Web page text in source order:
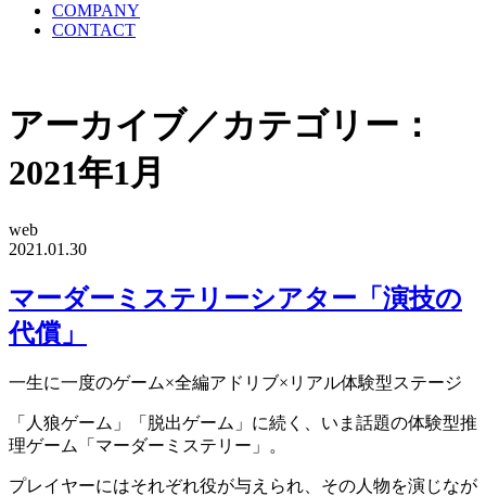
COMPANY
CONTACT
アーカイブ／カテゴリー：
2021年1月
web
2021.01.30
マーダーミステリーシアター「演技の
代償」
一生に一度のゲーム×全編アドリブ×リアル体験型ステージ
「人狼ゲーム」「脱出ゲーム」に続く、いま話題の体験型推
理ゲーム「マーダーミステリー」。
プレイヤーにはそれぞれ役が与えられ、その人物を演じなが